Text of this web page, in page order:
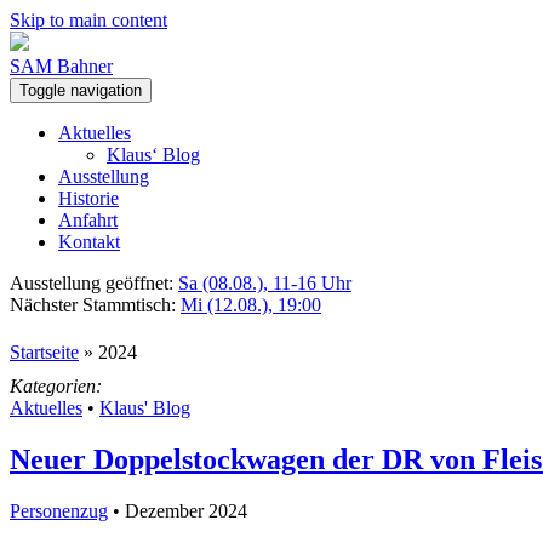
Skip to main content
SAM Bahner
Toggle navigation
Aktuelles
Klaus‘ Blog
Ausstellung
Historie
Anfahrt
Kontakt
Ausstellung geöffnet: Sa (08.08.), 11-16 Uhr
Nächster Stammtisch: Mi (12.08.), 19:00
Startseite » 2024
Kategorien:
Aktuelles • Klaus' Blog
Neuer Doppelstockwagen der DR von
Personenzug • Dezember 2024